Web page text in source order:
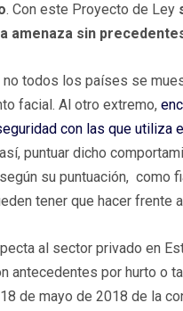
. Con este Proyecto de Ley
amenaza sin
no todos los países se
facial. Al otro extremo,
con las que utiliza
puntuar dicho
su puntuación, como
tener que hacer frente
al sector privado en
antecedentes por hurto o
de mayo de 2018 de la